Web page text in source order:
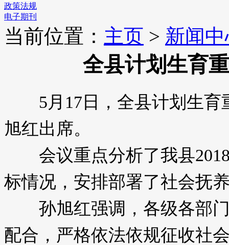
政策法规
电子期刊
当前位置： 主页 > 新闻
全县计划生育
5月17日，全县计划生育
旭红出席。
会议重点分析了我县2018
标情况，安排部署了社会抚
孙旭红强调，各级各部门
配合，严格依法依规征收社